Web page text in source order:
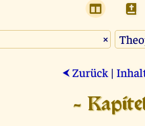
×
⮜ Zurück |
-